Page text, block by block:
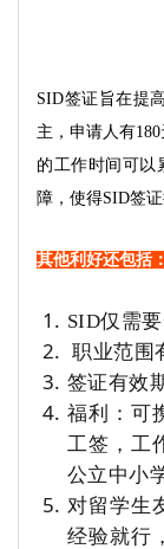
SID签证旨在提
主，申请人有
的工作时间可以
障，使得SID签
其他利好还包括：
SID仅需
职业范围
签证有效
福利：可
工签，工
公立中小
对留学生
经验就行